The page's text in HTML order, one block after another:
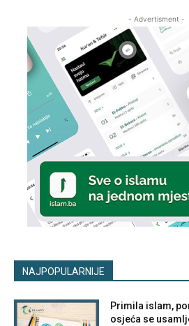
- Advertisment -
NAJPOPULARNIJE
Primila islam,
osjeća se